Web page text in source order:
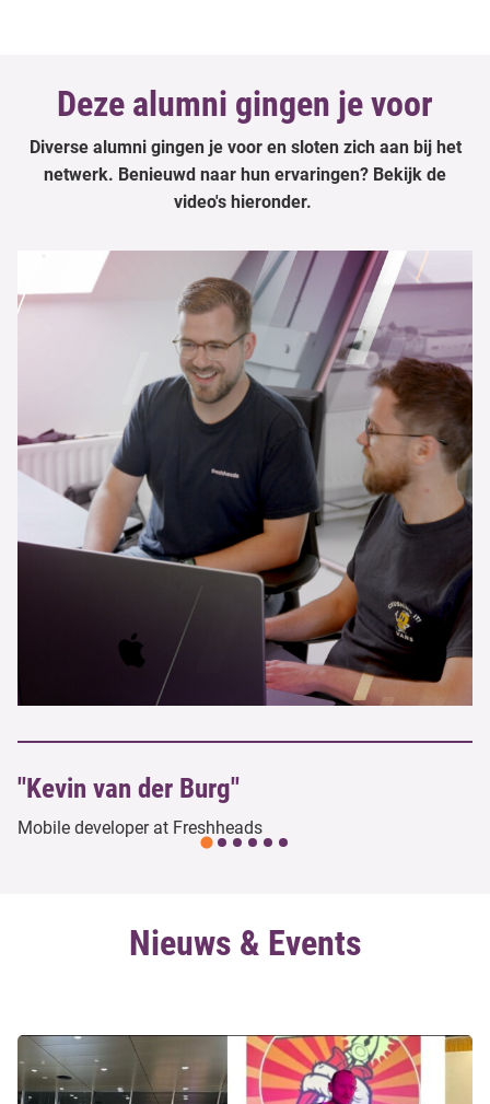
Deze alumni gingen je voor
Diverse alumni gingen je voor en sloten zich aan bij het
netwerk. Benieuwd naar hun ervaringen? Bekijk de
video's hieronder.
"Kevin van der Burg"
Mobile developer at Freshheads
Nieuws & Events